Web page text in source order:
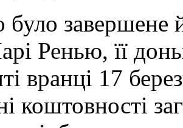
було завершене
Ренью, її
вранці 17
коштовності